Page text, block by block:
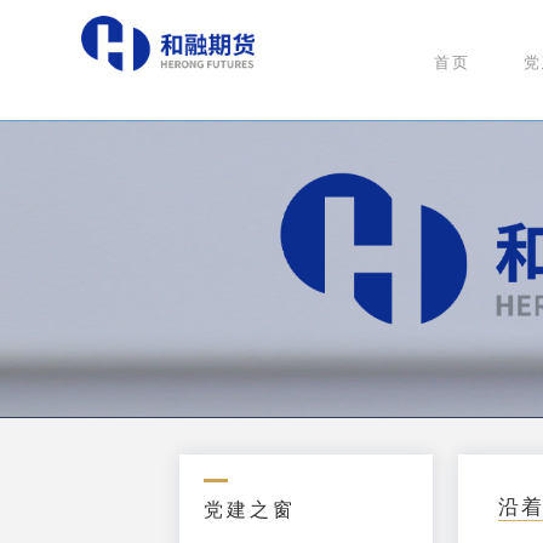
首页
党建之窗 沿